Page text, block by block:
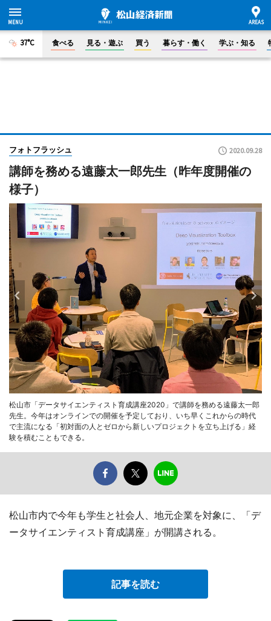
37°C 食べる 見る・遊ぶ 買う 暮らす・働く 学ぶ・知る
フォトフラッシュ 2020.09.28
講師を務める遠藤太一郎先生（昨年度開催の
様子）
松山市「データサイエンティスト育成講座2020」で講師を務める遠藤太一郎
先生。今年はオンラインでの開催を予定しており、いち早くこれからの時代
で主流になる「初対面の人とゼロから新しいプロジェクトを立ち上げる」経
験を積むこともできる。
松山市内で今年も学生と社会人、地元企業を対象に、「デ
ータサイエンティスト育成講座」が開講される。
記事を読む